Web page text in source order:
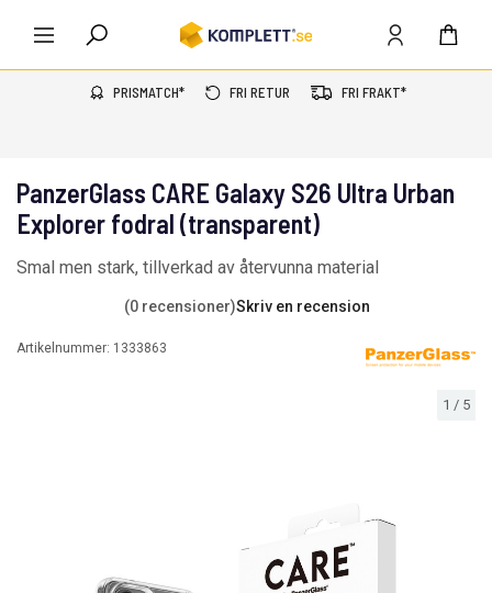
PRISMATCH* FRI RETUR FRI FRAKT*
1 / 5
PanzerGlass CARE Galaxy S26 Ultra Urban
Explorer fodral (transparent)
Smal men stark, tillverkad av återvunna material
(0 recensioner)Skriv en recension
Artikelnummer: 1333863